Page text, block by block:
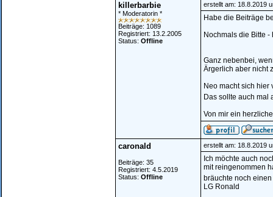
killerbarbie
* Moderatorin *
Beiträge: 1089
Registriert: 13.2.2005
Status: Offline
erstellt am: 18.8.2019
Habe die Beiträge
Nochmals die Bitte
Ganz nebenbei,
Ärgerlich aber nicht
Neo macht sich hier
Das sollte auch
Von mir ein
caronald
Beiträge: 35
Registriert: 4.5.2019
Status: Offline
erstellt am: 18.8.2019
Ich möchte auch
mit reingenommen
bräuchte noch
LG Ronald